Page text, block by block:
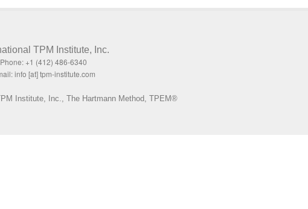
TPM Institute, Inc.
Phone: +1 (412) 486-6340
info [at] tpm-institute.com
Institute, Inc., The Hartmann Method, TPEM®